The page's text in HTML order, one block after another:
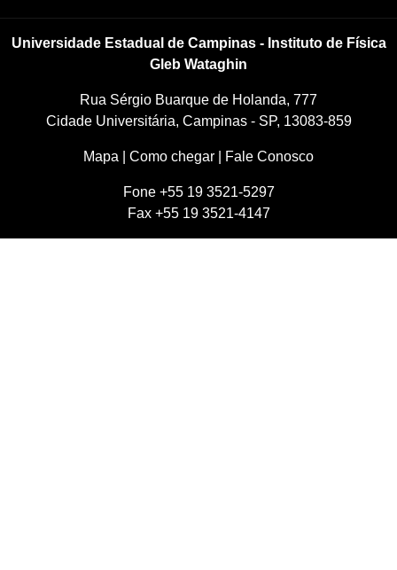
Universidade Estadual de Campinas - Instituto de Física
Gleb Wataghin
Rua Sérgio Buarque de Holanda, 777
Cidade Universitária, Campinas - SP, 13083-859
Mapa Como chegar Fale Conosco
Fone +55 19 3521-5297
Fax +55 19 3521-4147